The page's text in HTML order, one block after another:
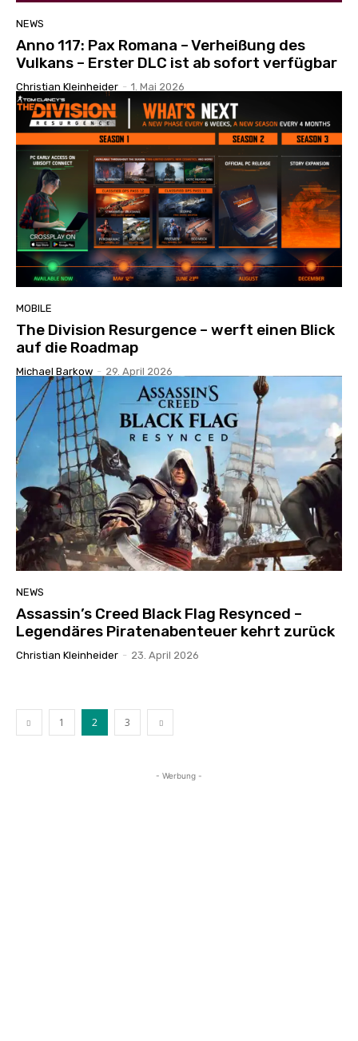
NEWS
Anno 117: Pax Romana – Verheißung des
Vulkans – Erster DLC ist ab sofort verfügbar
Christian Kleinheider - 1. Mai 2026
MOBILE
The Division Resurgence – werft einen Blick
auf die Roadmap
Michael Barkow - 29. April 2026
NEWS
Assassin’s Creed Black Flag Resynced –
Legendäres Piratenabenteuer kehrt zurück
Christian Kleinheider - 23. April 2026
1 2 3
- Werbung -